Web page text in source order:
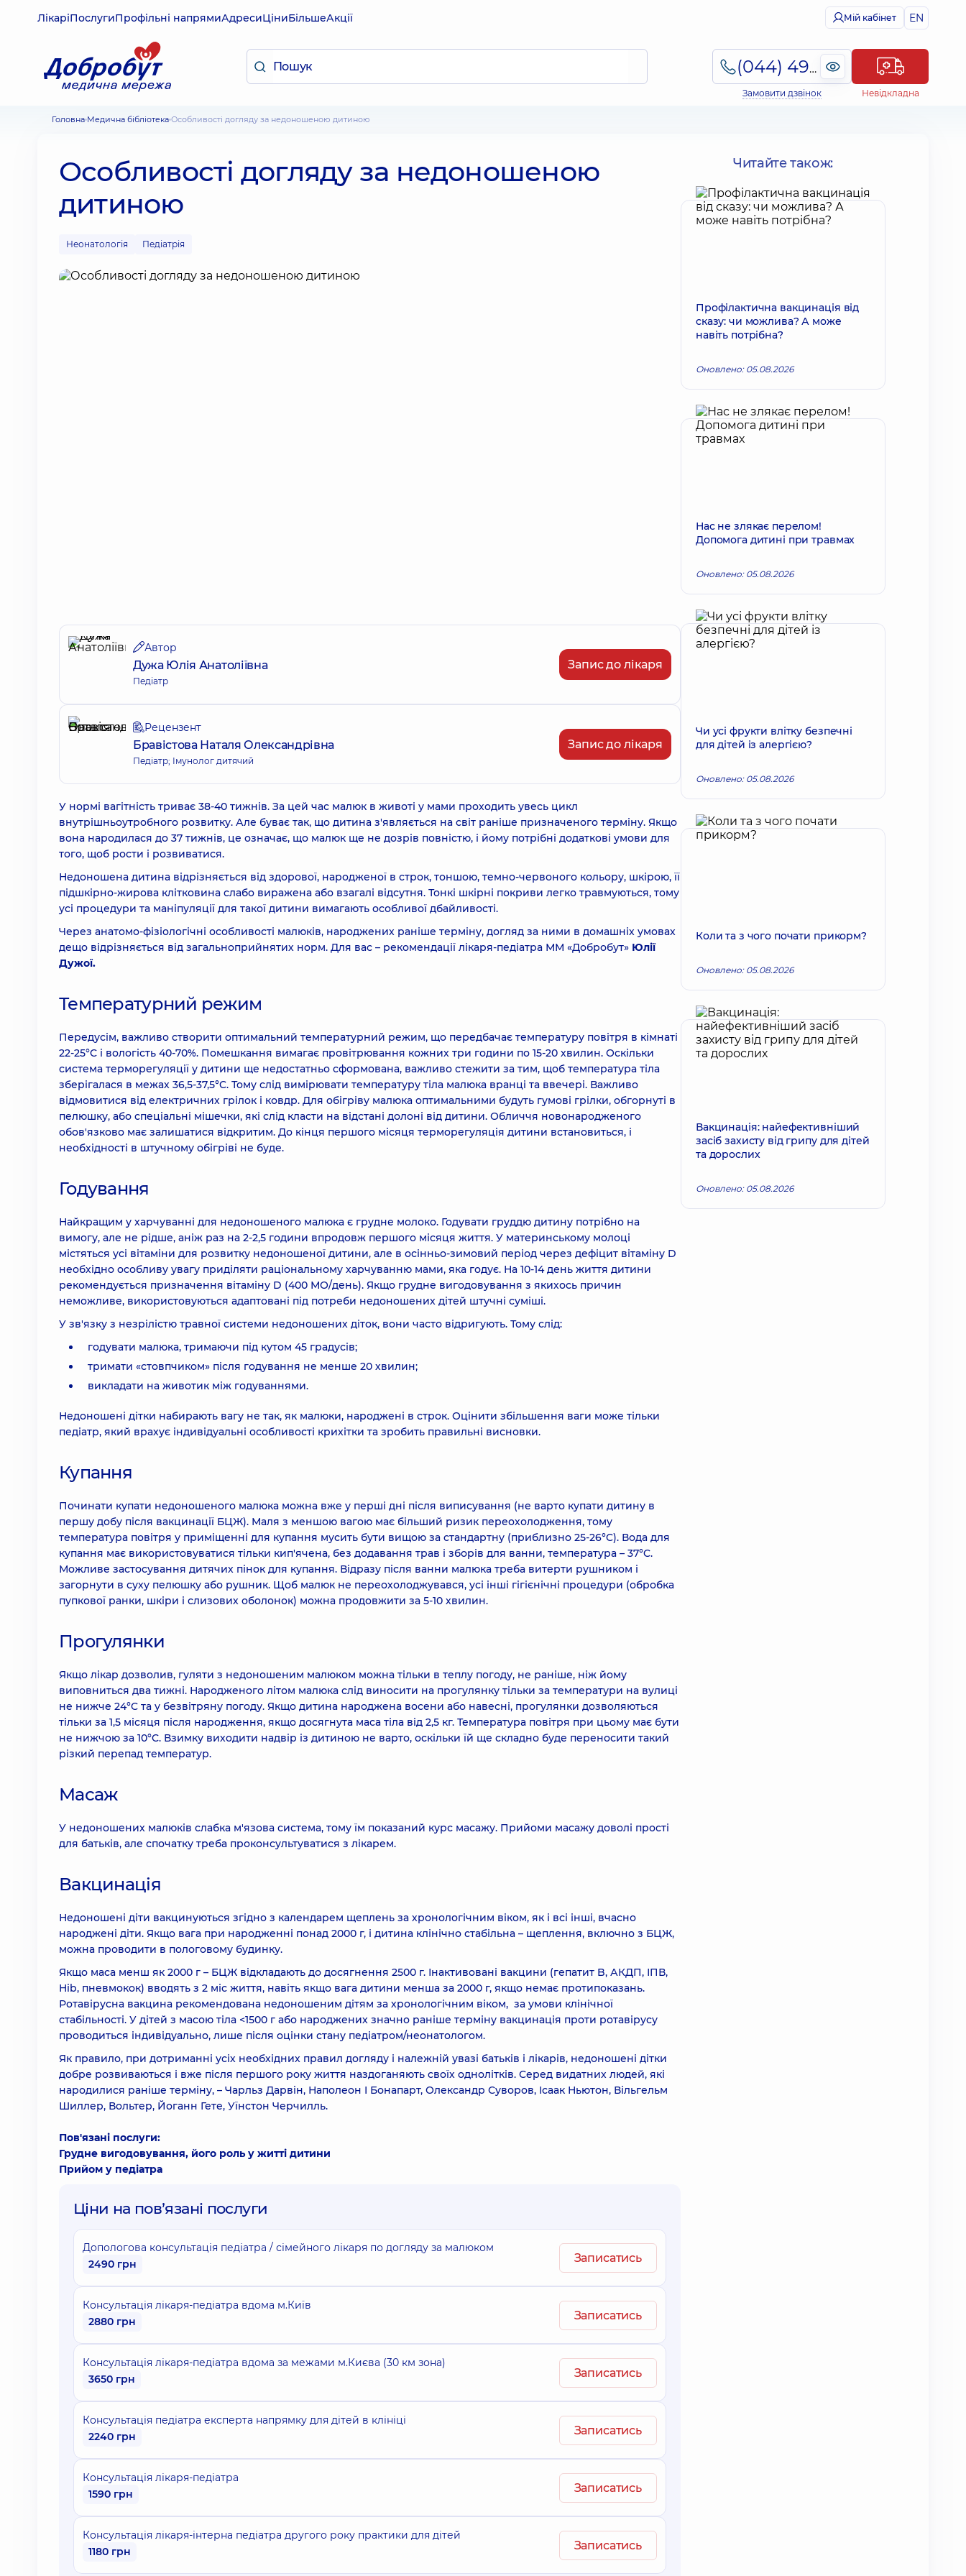
ЛікаріПослугиПрофільні напрямиАдресиЦіниБільшеАкції Мій кабінет EN
(044) 495-2-888
Замовити дзвінок Невідкладна
Головна Медична бібліотека Особливості догляду за недоношеною дитиною
Особливості догляду за недоношеною
дитиною
Неонатологія Педіатрія
Автор
Дужа Юлія Анатоліївна
Педіатр
Запис до лікаря
Рецензент
Бравістова Наталя Олександрівна
Педіатр; Імунолог дитячий
Запис до лікаря
У нормі вагітність триває 38-40 тижнів. За цей час малюк в животі у мами проходить увесь цикл
внутрішньоутробного розвитку. Але буває так, що дитина з'являється на світ раніше призначеного терміну. Якщо
вона народилася до 37 тижнів, це означає, що малюк ще не дозрів повністю, і йому потрібні додаткові умови для
того, щоб рости і розвиватися.
Недоношена дитина відрізняється від здорової, народженої в строк, тоншою, темно-червоного кольору, шкірою, її
підшкірно-жирова клітковина слабо виражена або взагалі відсутня. Тонкі шкірні покриви легко травмуються, тому
усі процедури та маніпуляції для такої дитини вимагають особливої дбайливості.
Через анатомо-фізіологічні особливості малюків, народжених раніше терміну, догляд за ними в домашніх умовах
дещо відрізняється від загальноприйнятих норм. Для вас – рекомендації лікаря-педіатра ММ «Добробут» Юлії
Дужої.
Температурний режим
Передусім, важливо створити оптимальний температурний режим, що передбачає температуру повітря в кімнаті
22-25°C і вологість 40-70%. Помешкання вимагає провітрювання кожних три години по 15-20 хвилин. Оскільки
система терморегуляції у дитини ще недостатньо сформована, важливо стежити за тим, щоб температура тіла
зберігалася в межах 36,5-37,5°C. Тому слід вимірювати температуру тіла малюка вранці та ввечері. Важливо
відмовитися від електричних грілок і ковдр. Для обігріву малюка оптимальними будуть гумові грілки, обгорнуті в
пелюшку, або спеціальні мішечки, які слід класти на відстані долоні від дитини. Обличчя новонародженого
обов'язково має залишатися відкритим. До кінця першого місяця терморегуляція дитини встановиться, і
необхідності в штучному обігріві не буде.
Годування
Найкращим у харчуванні для недоношеного малюка є грудне молоко. Годувати груддю дитину потрібно на
вимогу, але не рідше, аніж раз на 2-2,5 години впродовж першого місяця життя. У материнському молоці
містяться усі вітаміни для розвитку недоношеної дитини, але в осінньо-зимовий період через дефіцит вітаміну D
необхідно особливу увагу приділяти раціональному харчуванню мами, яка годує. На 10-14 день життя дитини
рекомендується призначення вітаміну D (400 МО/день). Якщо грудне вигодовування з якихось причин
неможливе, використовуються адаптовані під потреби недоношених дітей штучні суміші.
У зв'язку з незрілістю травної системи недоношених діток, вони часто відригують. Тому слід:
годувати малюка, тримаючи під кутом 45 градусів;
тримати «стовпчиком» після годування не менше 20 хвилин;
викладати на животик між годуваннями.
Недоношені дітки набирають вагу не так, як малюки, народжені в строк. Оцінити збільшення ваги може тільки
педіатр, який врахує індивідуальні особливості крихітки та зробить правильні висновки.
Купання
Починати купати недоношеного малюка можна вже у перші дні після виписування (не варто купати дитину в
першу добу після вакцинації БЦЖ). Маля з меншою вагою має більший ризик переохолодження, тому
температура повітря у приміщенні для купання мусить бути вищою за стандартну (приблизно 25-26°C). Вода для
купання має використовуватися тільки кип'ячена, без додавання трав і зборів для ванни, температура – 37°C.
Можливе застосування дитячих пінок для купання. Відразу після ванни малюка треба витерти рушником і
загорнути в суху пелюшку або рушник. Щоб малюк не переохолоджувався, усі інші гігієнічні процедури (обробка
пупкової ранки, шкіри і слизових оболонок) можна продовжити за 5-10 хвилин.
Прогулянки
Якщо лікар дозволив, гуляти з недоношеним малюком можна тільки в теплу погоду, не раніше, ніж йому
виповниться два тижні. Народженого літом малюка слід виносити на прогулянку тільки за температури на вулиці
не нижче 24°C та у безвітряну погоду. Якщо дитина народжена восени або навесні, прогулянки дозволяються
тільки за 1,5 місяця після народження, якщо досягнута маса тіла від 2,5 кг. Температура повітря при цьому має бути
не нижчою за 10°C. Взимку виходити надвір із дитиною не варто, оскільки їй ще складно буде переносити такий
різкий перепад температур.
Масаж
У недоношених малюків слабка м'язова система, тому їм показаний курс масажу. Прийоми масажу доволі прості
для батьків, але спочатку треба проконсультуватися з лікарем.
Вакцинація
Недоношені діти вакцинуються згідно з календарем щеплень за хронологічним віком, як і всі інші, вчасно
народжені діти. Якщо вага при народженні понад 2000 г, і дитина клінічно стабільна – щеплення, включно з БЦЖ,
можна проводити в пологовому будинку.
Якщо маса менш як 2000 г – БЦЖ відкладають до досягнення 2500 г. Інактивовані вакцини (гепатит B, АКДП, ІПВ,
Hib, пневмокок) вводять з 2 міс життя, навіть якщо вага дитини менша за 2000 г, якщо немає протипоказань.
Ротавірусна вакцина рекомендована недоношеним дітям за хронологічним віком, за умови клінічної
стабільності. У дітей з масою тіла <1500 г або народжених значно раніше терміну вакцинація проти ротавірусу
проводиться індивідуально, лише після оцінки стану педіатром/неонатологом.
Як правило, при дотриманні усіх необхідних правил догляду і належній увазі батьків і лікарів, недоношені дітки
добре розвиваються і вже після першого року життя наздоганяють своїх однолітків. Серед видатних людей, які
народилися раніше терміну, – Чарльз Дарвін, Наполеон I Бонапарт, Олександр Суворов, Ісаак Ньютон, Вільгельм
Шиллер, Вольтер, Йоганн Гете, Уїнстон Черчилль.
Пов'язані послуги:
Грудне вигодовування, його роль у житті дитини
Прийом у педіатра
Ціни на повʼязані послуги
Допологова консультація педіатра / сімейного лікаря по догляду за малюком
2490 грн
Записатись
Консультація лікаря-педіатра вдома м.Київ
2880 грн
Записатись
Консультація лікаря-педіатра вдома за межами м.Києва (30 км зона)
3650 грн
Записатись
Консультація педіатра експерта напрямку для дітей в клініці
2240 грн
Записатись
Консультація лікаря-педіатра
1590 грн
Записатись
Консультація лікаря-інтерна педіатра другого року практики для дітей
1180 грн
Записатись
Читайте також:
Профілактична вакцинація від
сказу: чи можлива? А може
навіть потрібна?
Оновлено: 05.08.2026
Нас не злякає перелом!
Допомога дитині при травмах
Оновлено: 05.08.2026
Чи усі фрукти влітку безпечні
для дітей із алергією?
Оновлено: 05.08.2026
Коли та з чого почати прикорм?
Оновлено: 05.08.2026
Вакцинація: найефективніший
засіб захисту від грипу для дітей
та дорослих
Оновлено: 05.08.2026